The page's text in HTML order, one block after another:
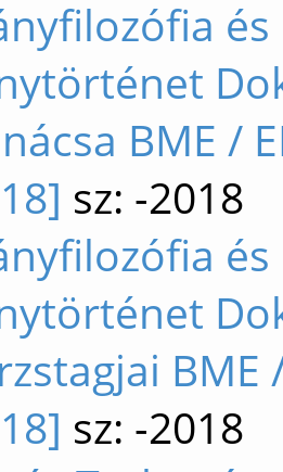
és
BME /
sz: -2018
és
BME
sz: -2018